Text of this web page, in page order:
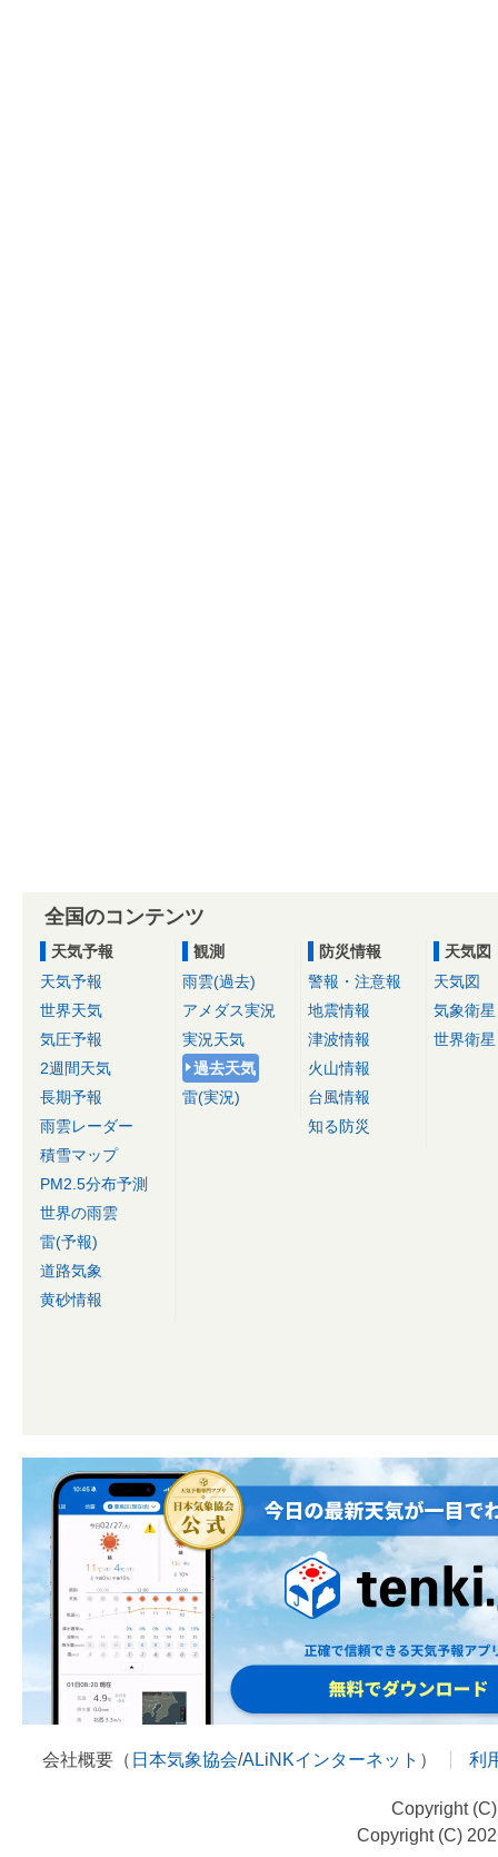
全国のコンテンツ
天気予報
天気予報
世界天気
気圧予報
2週間天気
長期予報
雨雲レーダー
積雪マップ
PM2.5分布予測
世界の雨雲
雷(予報)
道路気象
黄砂情報
観測
雨雲(過去)
アメダス実況
実況天気
過去天気
雷(実況)
防災情報
警報・注意報
地震情報
津波情報
火山情報
台風情報
知る防災
天気図
天気図
気象衛星
世界衛星
会社概要（ 日本気象協会/ALiNKインターネット ） 利
Copyright
Copyright (C)